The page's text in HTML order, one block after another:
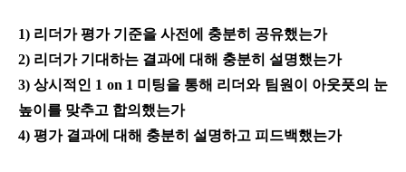
1) 리더가 평가 기준을 사전에 충분히 공유했는가
2) 리더가 기대하는 결과에 대해 충분히 설명했는가
3) 상시적인 1 on 1 미팅을 통해 리더와 팀원이 아웃풋의 눈
높이를 맞추고 합의했는가
4) 평가 결과에 대해 충분히 설명하고 피드백했는가